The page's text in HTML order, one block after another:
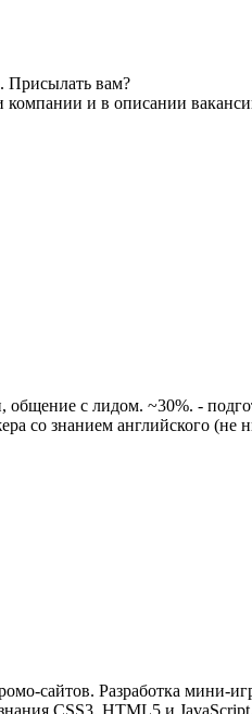
Присылать вам?
компании и в описании
с лидом. ~30%. -
со знанием английского
сайтов. Разработка мини-